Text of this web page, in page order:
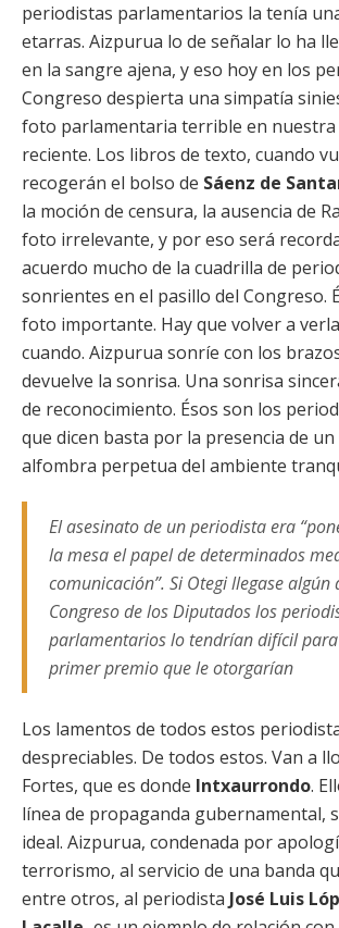
periodistas parlamentarios la tenía
etarras. Aizpurua lo de señalar lo ha
en la sangre ajena, y eso hoy en los
Congreso despierta una simpatía
foto parlamentaria terrible en
reciente. Los libros de texto, cuando
recogerán el bolso de Sáenz de
la moción de censura, la ausencia de
foto irrelevante, y por eso será
acuerdo mucho de la cuadrilla de
sonrientes en el pasillo del Congreso.
foto importante. Hay que volver a
cuando. Aizpurua sonríe con los
devuelve la sonrisa. Una sonrisa
de reconocimiento. Ésos son los
que dicen basta por la presencia de un
alfombra perpetua del ambiente
El asesinato de un periodista era
la mesa el papel de determinados
comunicación”. Si Otegi llegase algún
Congreso de los Diputados los
parlamentarios lo tendrían difícil
primer premio que le otorgarían
Los lamentos de todos estos
despreciables. De todos estos. Van a
Fortes, que es donde Intxaurrondo.
línea de propaganda gubernamental,
ideal. Aizpurua, condenada por
terrorismo, al servicio de una banda
entre otros, al periodista José Luis